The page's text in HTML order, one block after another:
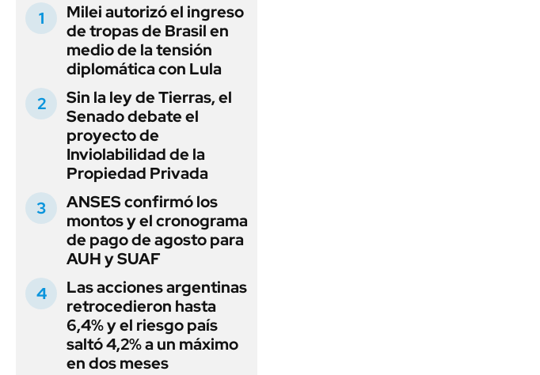
Milei autorizó el ingreso
de tropas de Brasil en
medio de la tensión
diplomática con Lula
Sin la ley de Tierras, el
Senado debate el
proyecto de
Inviolabilidad de la
Propiedad Privada
ANSES confirmó los
montos y el cronograma
de pago de agosto para
AUH y SUAF
Las acciones argentinas
retrocedieron hasta
6,4% y el riesgo país
saltó 4,2% a un máximo
en dos meses